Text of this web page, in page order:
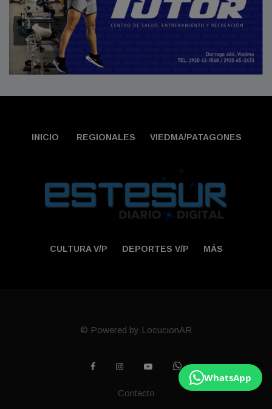
WhatsApp
INICIO REGIONALES VIEDMA/PATAGONES
CULTURA V/P DEPORTES V/P MÁS
© Powered by LocucionAR
Contacto